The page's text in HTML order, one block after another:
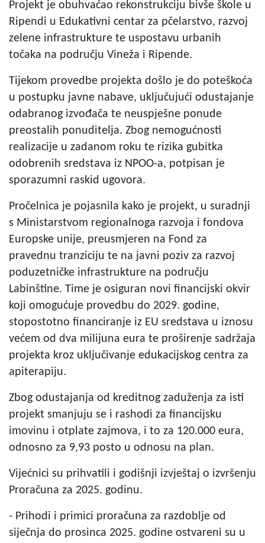
Projekt je obuhvaćao rekonstrukciju bivše škole u
Ripendi u Edukativni centar za pčelarstvo, razvoj
zelene infrastrukture te uspostavu urbanih
točaka na području Vineža i Ripende.
Tijekom provedbe projekta došlo je do poteškoća
u postupku javne nabave, uključujući odustajanje
odabranog izvođača te neuspješne ponude
preostalih ponuditelja. Zbog nemogućnosti
realizacije u zadanom roku te rizika gubitka
odobrenih sredstava iz NPOO-a, potpisan je
sporazumni raskid ugovora.
Pročelnica je pojasnila kako je projekt, u suradnji
s Ministarstvom regionalnoga razvoja i fondova
Europske unije, preusmjeren na Fond za
pravednu tranziciju te na javni poziv za razvoj
poduzetničke infrastrukture na području
Labinštine. Time je osiguran novi financijski okvir
koji omogućuje provedbu do 2029. godine,
stopostotno financiranje iz EU sredstava u iznosu
većem od dva milijuna eura te proširenje sadržaja
projekta kroz uključivanje edukacijskog centra za
apiterapiju.
Zbog odustajanja od kreditnog zaduženja za isti
projekt smanjuju se i rashodi za financijsku
imovinu i otplate zajmova, i to za 120.000 eura,
odnosno za 9,93 posto u odnosu na plan.
Vijećnici su prihvatili i godišnji izvještaj o izvršenju
Proračuna za 2025. godinu.
- Prihodi i primici proračuna za razdoblje od
siječnja do prosinca 2025. godine ostvareni su u